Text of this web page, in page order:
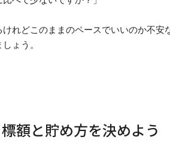
れどこのままのペースでいいのか不安
ょう。
額と貯め方を決めよう